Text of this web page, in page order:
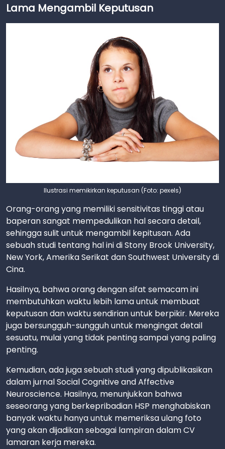
Lama Mengambil Keputusan
Ilustrasi memikirkan keputusan (Foto: pexels)
Orang-orang yang memiliki sensitivitas tinggi atau
baperan sangat mempedulikan hal secara detail,
sehingga sulit untuk mengambil kepitusan. Ada
sebuah studi tentang hal ini di Stony Brook University,
New York, Amerika Serikat dan Southwest University di
Cina.
Hasilnya, bahwa orang dengan sifat semacam ini
membutuhkan waktu lebih lama untuk membuat
keputusan dan waktu sendirian untuk berpikir. Mereka
juga bersungguh-sungguh untuk mengingat detail
sesuatu, mulai yang tidak penting sampai yang paling
penting.
Kemudian, ada juga sebuah studi yang dipublikasikan
dalam jurnal Social Cognitive and Affective
Neuroscience. Hasilnya, menunjukkan bahwa
seseorang yang berkepribadian HSP menghabiskan
banyak waktu hanya untuk memeriksa ulang foto
yang akan dijadikan sebagai lampiran dalam CV
lamaran kerja mereka.